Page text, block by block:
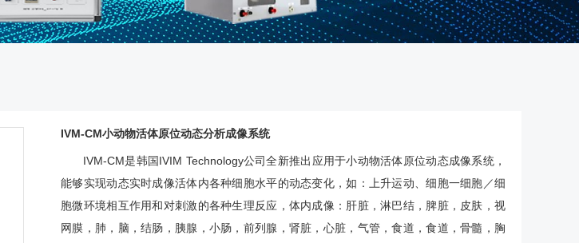
IVM-CM小动物活体原位动态分析成像系统
IVM-CM是韩国IVIM Technology公司全新推出应用于小动物活体原位动态成像系统，
能够实现动态实时成像活体内各种细胞水平的动态变化，如：上升运动、细胞一细胞／细
胞微环境相互作用和对刺激的各种生理反应，体内成像：肝脏，淋巴结，脾脏，皮肤，视
网膜，肺，脑，结肠，胰腺，小肠，前列腺，肾脏，心脏，气管，食道，食道，骨髓，胸